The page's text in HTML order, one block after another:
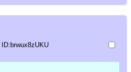
ID:brwux8zUKU